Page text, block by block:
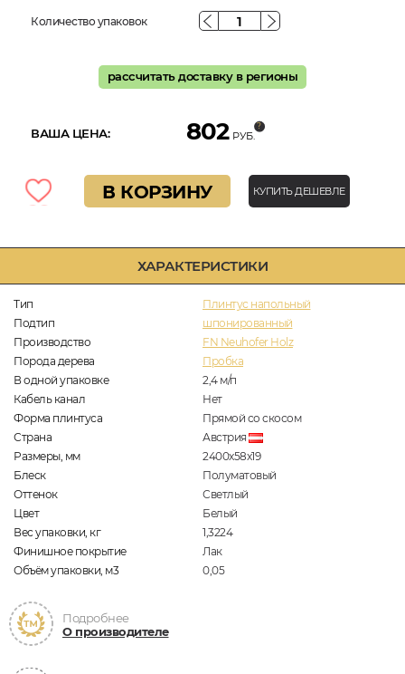
ХАРАКТЕРИСТИКИ
Тип
Плинтус напольный
Подтип
шпонированный
Производство
FN Neuhofer Holz
Порода дерева
Пробка
В одной упаковке
2,4 м/п
Кабель канал
Нет
Форма плинтуса
Прямой со скосом
Страна
Австрия
Размеры, мм
2400x58x19
Блеск
Полуматовый
Оттенок
Светлый
Цвет
Белый
Вес упаковки, кг
1,3224
Финишное покрытие
Лак
Объём упаковки, м3
0,05
Подробнее
О производителе
Количество упаковок
рассчитать доставку в регионы
ВАША ЦЕНА: 802 РУБ.
В КОРЗИНУ КУПИТЬ ДЕШЕВЛЕ